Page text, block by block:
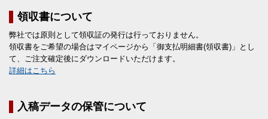
領収書について
弊社では原則として領収証の発行は行っておりません。
領収書をご希望の場合はマイページから「御支払明細書(領収書)」とし
て、ご注文確定後にダウンロードいただけます。
詳細はこちら
入稿データの保管について